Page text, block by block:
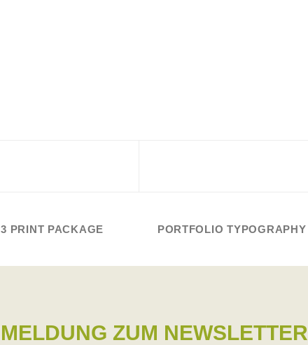
PRINT PACKAGE PORTFOLIO TYPOGRAPHY
ZUM NEWSLETTER